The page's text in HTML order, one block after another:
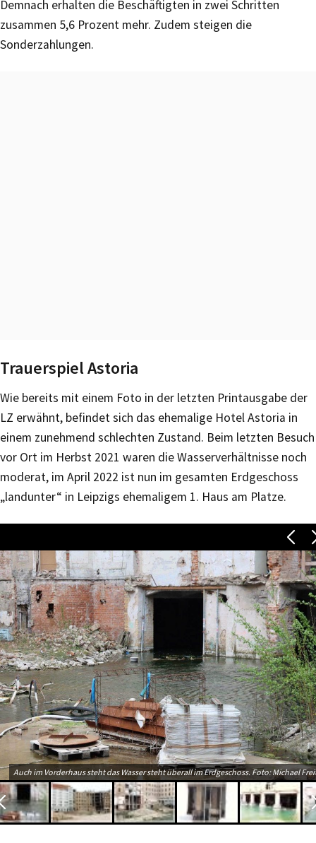
Demnach erhalten die Beschäftigten in zwei Schritten
zusammen 5,6 Prozent mehr. Zudem steigen die
Sonderzahlungen.
Trauerspiel Astoria
Wie bereits mit einem Foto in der letzten Printausgabe der
LZ erwähnt, befindet sich das ehemalige Hotel Astoria in
einem zunehmend schlechten Zustand. Beim letzten Besuch
vor Ort im Herbst 2021 waren die Wasserverhältnisse noch
moderat, im April 2022 ist nun im gesamten Erdgeschoss
„landunter“ in Leipzigs ehemaligem 1. Haus am Platze.
Auch im Vorderhaus steht das Wasser steht überall im Erdgeschoss. Foto: Michael